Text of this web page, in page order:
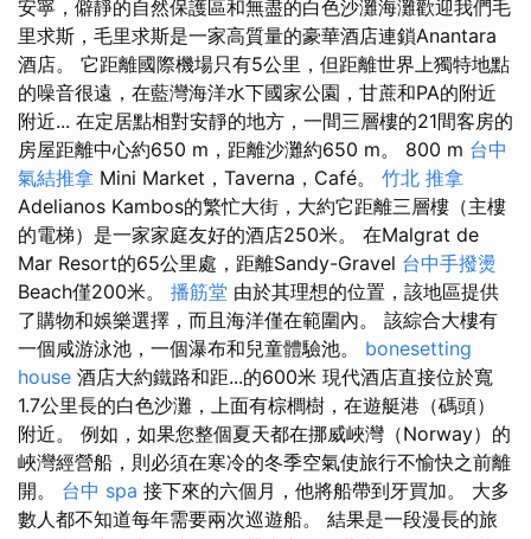
安寧，僻靜的自然保護區和無盡的白色沙灘海灘歡迎我們毛
里求斯，毛里求斯是一家高質量的豪華酒店連鎖Anantara
酒店。 它距離國際機場只有5公里，但距離世界上獨特地點
的噪音很遠，在藍灣海洋水下國家公園，甘蔗和PA的附近
附近... 在定居點​​相對安靜的地方，一間三層樓的21間客房的
房屋距離中心約650 m，距離沙灘約650 m。 800 m 台中
氣結推拿 Mini Market，Taverna，Café。 竹北 推拿
Adelianos Kambos的繁忙大街，大約它距離三層樓（主樓
的電梯）是一家家庭友好的酒店250米。 在Malgrat de
Mar Resort的65公里處，距離Sandy-Gravel 台中手撥燙
Beach僅200米。 播筋堂 由於其理想的位置，該地區提供
了購物和娛樂選擇，而且海洋僅在範圍內。 該綜合大樓有
一個咸游泳池，一個瀑布和兒童體驗池。 bonesetting
house 酒店大約鐵路和距...的600米 現代酒店直接位於寬
1.7公里長的白色沙灘，上面有棕櫚樹，在遊艇港（碼頭）
附近。 例如，如果您整個夏天都在挪威峽灣（Norway）的
峽灣經營船，則必須在寒冷的冬季空氣使旅行不愉快之前離
開。 台中 spa 接下來的六個月，他將船帶到牙買加。 大多
數人都不知道每年需要兩次巡遊船。 結果是一段漫長的旅